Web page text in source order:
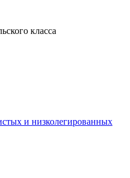
класса
и низколегированных